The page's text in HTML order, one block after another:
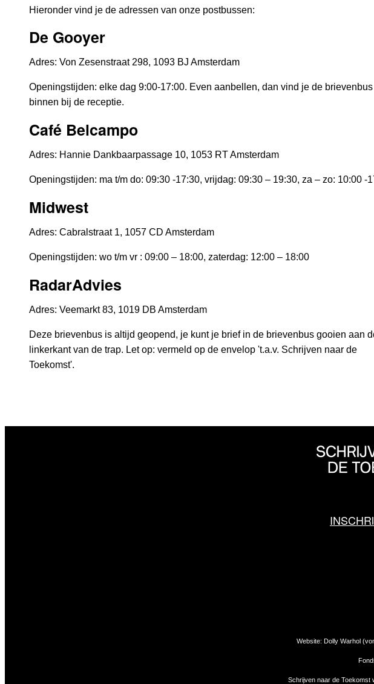
Hieronder vind je de adressen van onze postbussen:
De Gooyer
Adres: Von Zesenstraat 298, 1093 BJ Amsterdam
Openingstijden: elke dag 9:00-17:00. Even aanbellen, dan vind je de brievenbus
binnen bij de receptie.
Café Belcampo
Adres: Hannie Dankbaarpassage 10, 1053 RT Amsterdam
Openingstijden: ma t/m do: 09:30 -17:30, vrijdag: 09:30 – 19:30, za – zo: 10:00 -
Midwest
Adres: Cabralstraat 1, 1057 CD Amsterdam
Openingstijden: wo t/m vr : 09:00 – 18:00, zaterdag: 12:00 – 18:00
RadarAdvies
Adres: Veemarkt 83, 1019 DB Amsterdam
Deze brievenbus is altijd geopend, je kunt je brief in de brievenbus gooien aan
linkerkant van de trap. Let op: vermeld op de envelop 't.a.v. Schrijven naar de
Toekomst'.
Website: Dolly Warhol
Schrijven naar de Toekomst